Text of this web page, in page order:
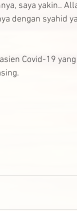
saya yakin..
dengan syahid
Covid-19